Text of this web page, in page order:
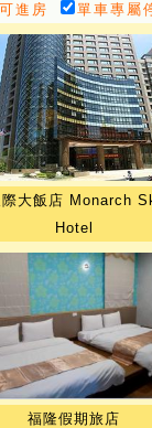
進房 單車專屬
際大飯店 Monarch
Hotel
福隆假期旅店